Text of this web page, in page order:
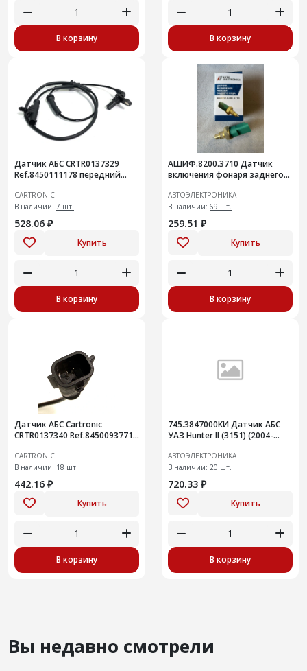
В корзину В корзину
Датчик АБС CRTR0137329
Ref.8450111178 передний
CARTRONIC
В наличии: 7 шт.
528.06 ₽
Купить
В корзину
АШИФ.8200.3710 Датчик
включения фонаря заднего
АВТОЭЛЕКТРОНИКА
В наличии: 69 шт.
259.51 ₽
Купить
В корзину
Датчик АБС Cartronic
CRTR0137340 Ref.8450093771
CARTRONIC
В наличии: 18 шт.
442.16 ₽
Купить
В корзину
745.3847000КИ Датчик АБС
УАЗ Hunter II (3151) (2004-
АВТОЭЛЕКТРОНИКА
В наличии: 20 шт.
720.33 ₽
Купить
В корзину
Вы недавно смотрели